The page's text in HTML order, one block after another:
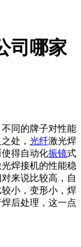
司哪家
同的牌子对性能
处， 光纤激光焊
得自动化振镜式
焊接机的性能稳
来说比较高，自
小，变形小，焊
后处理，这一点